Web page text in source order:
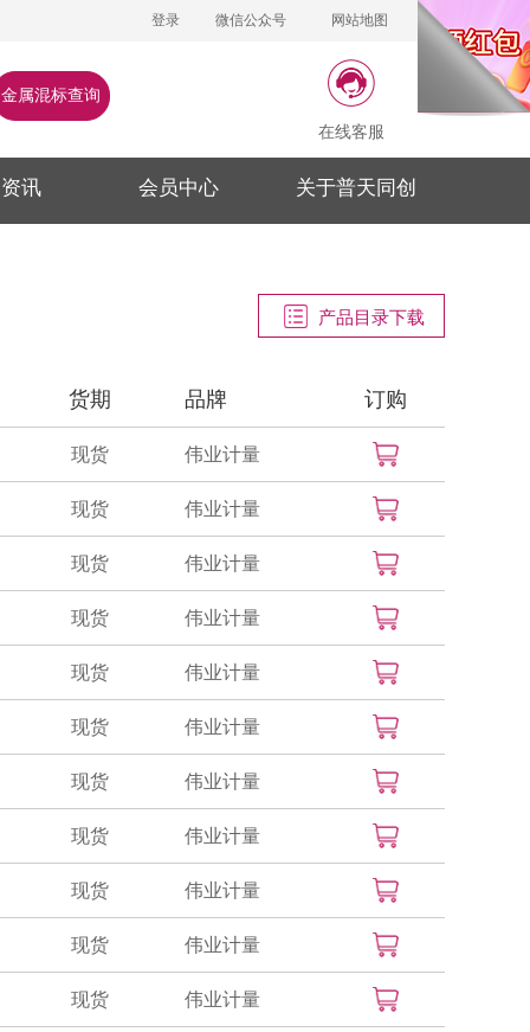
登录 微信公众号 网站地图
金属混标查询
在线客服
讯 会员中心 关于普天同创
产品目录下载
货期 品牌 订购
现货 伟业计量
现货 伟业计量
现货 伟业计量
现货 伟业计量
现货 伟业计量
现货 伟业计量
现货 伟业计量
现货 伟业计量
现货 伟业计量
现货 伟业计量
现货 伟业计量